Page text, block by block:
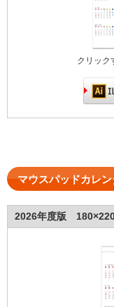
クリック
マウスパッドカレ
2026年度版